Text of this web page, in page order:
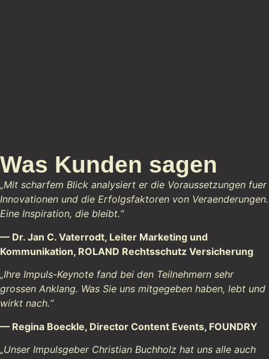
Was Kunden sagen
„Mit scharfem Blick analysiert er die Voraussetzungen fuer
Innovationen und die Erfolgsfaktoren von Veraenderungen.
Eine Inspiration, die bleibt.“
— Dr. Jan C. Vaterrodt, Leiter Marketing und
Kommunikation, ROLAND Rechtsschutz Versicherung
„Ihre Impuls-Keynote fand bei den Teilnehmern sehr
grossen Anklang. Was Sie uns mitgegeben haben, lebt und
wirkt nach.“
— Regina Boeckle, Director Content Events, FOUNDRY
„Unser Impulsgeber Christian Buchholz hat uns alle auch